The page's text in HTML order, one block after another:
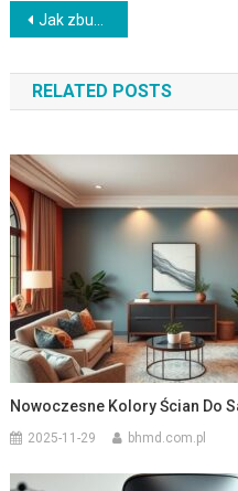
Nawigacja
wpisu
Jak zbudować kominek: instrukcja, materiały i wykończenie
RELATED POSTS
Nowoczesne Kolory Ścian Do
2025-11-29 bhmd.com.pl